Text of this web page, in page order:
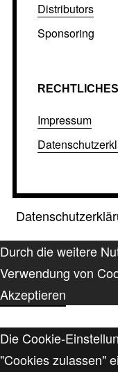
Distributors
Sponsoring
RECHTLICHES
Impressum
Durch die weitere
Verwendung von
Akzeptieren
Die Cookie-
"Cookies zulassen"